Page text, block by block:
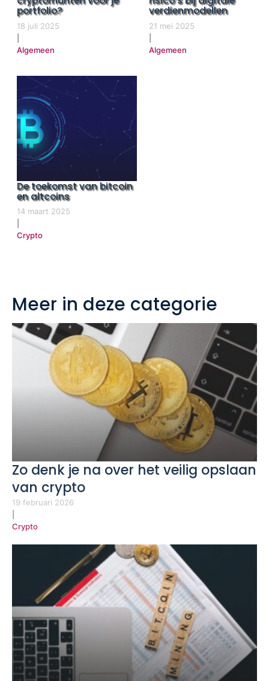
portfolio?
18 juli 2025
Algemeen
verdienmodellen
21 mei 2025
Algemeen
De toekomst van bitcoin
en altcoins
14 maart 2025
Crypto
Meer in deze categorie
Zo denk je na over het veilig opslaan
van crypto
19 februari 2026
Crypto